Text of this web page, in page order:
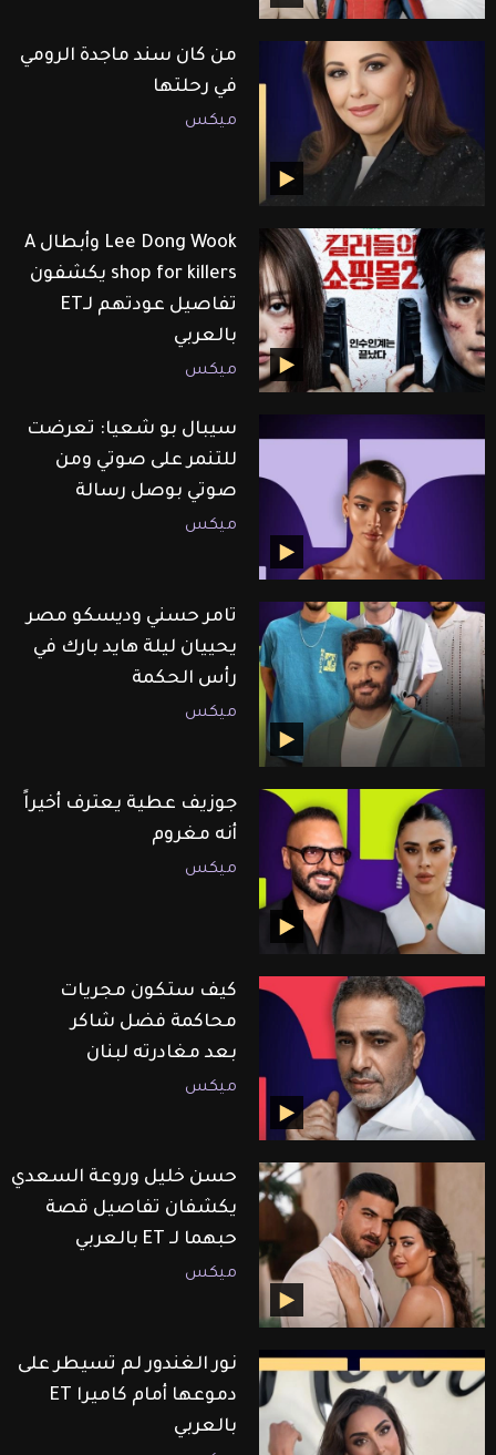
من كان سند ماجدة الرومي
في رحلتها
ميكس
Lee Dong Wook وأبطال A
shop for killers يكشفون
تفاصيل عودتهم لـET
بالعربي
ميكس
سيبال بو شعيا: تعرضت
للتنمر على صوتي ومن
صوتي بوصل رسالة
ميكس
تامر حسني وديسكو مصر
يحييان ليلة هايد بارك في
رأس الحكمة
ميكس
جوزيف عطية يعترف أخيراً
أنه مغروم
ميكس
كيف ستكون مجريات
محاكمة فضل شاكر
بعد مغادرته لبنان
ميكس
حسن خليل وروعة السعدي
يكشفان تفاصيل قصة
حبهما لـ ET بالعربي
ميكس
نور الغندور لم تسيطر على
دموعها أمام كاميرا ET
بالعربي